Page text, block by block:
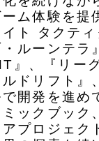
ム体験を提
イト タクテ
ルーンテラ
』、『リー
ドリフト』
開発を進め
ックブック
プロジェク